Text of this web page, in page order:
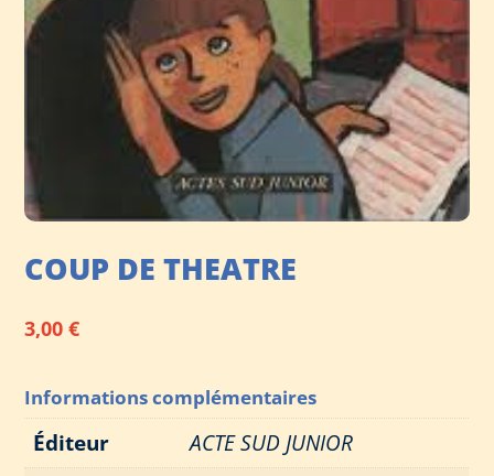
COUP DE THEATRE
3,00€
Informations complémentaires
Éditeur
ACTE SUD JUNIOR